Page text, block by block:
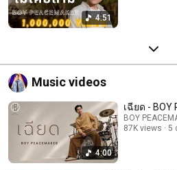
4:51
Music videos
4:00
เฉียด - BOY
BOY
87K views
5